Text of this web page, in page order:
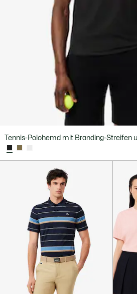
Tennis-Polohemd mit Branding-Streifen